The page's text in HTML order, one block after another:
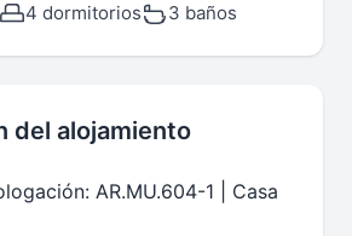
4 dormitorios 3 baños
del alojamiento
AR.MU.604-1 | Casa